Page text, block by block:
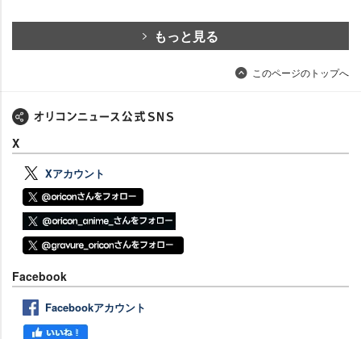
もっと見る
このページのトップへ
X
Xアカウント
Facebook
Facebookアカウント